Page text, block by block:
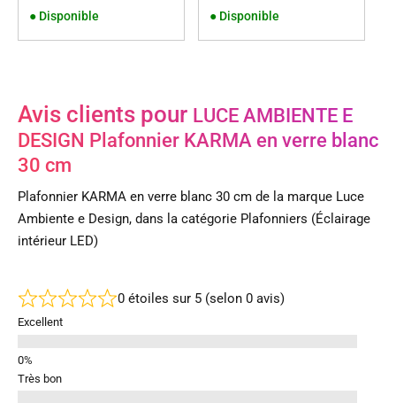
● Disponible ● Disponible
Avis clients pour LUCE AMBIENTE E
DESIGN Plafonnier KARMA en verre blanc
30 cm
Plafonnier KARMA en verre blanc 30 cm de la marque Luce
Ambiente e Design, dans la catégorie Plafonniers (Éclairage
intérieur LED)
0 étoiles sur 5 (selon 0 avis)
Excellent
Très bon